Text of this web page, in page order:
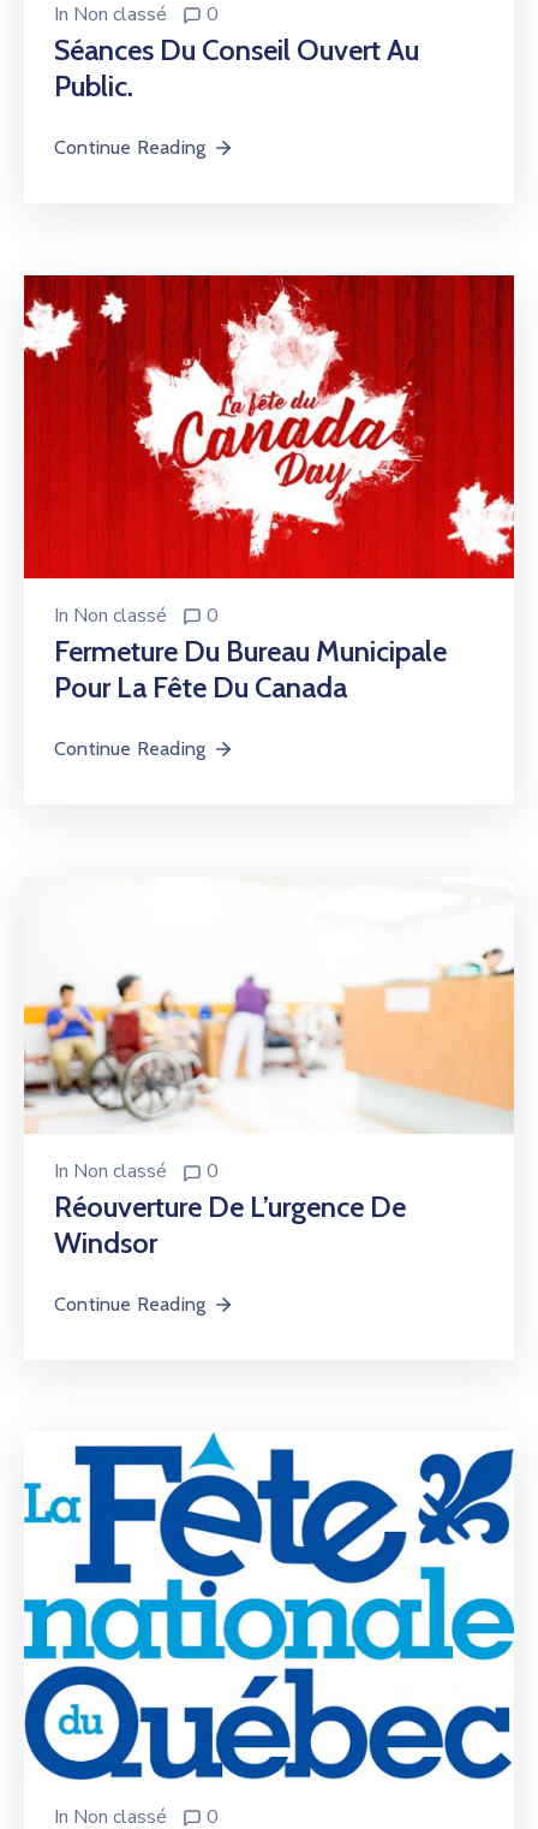
In Non classé 0
Séances Du Conseil Ouvert Au
Public.
Continue Reading
In Non classé 0
Fermeture Du Bureau Municipale
Pour La Fête Du Canada
Continue Reading
In Non classé 0
Réouverture De L’urgence De
Windsor
Continue Reading
In Non classé 0